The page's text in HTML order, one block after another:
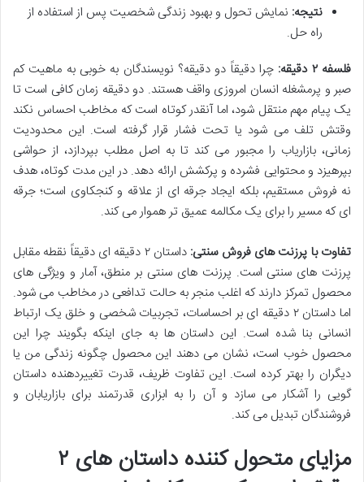
نتیجه: نمایش تحول و بهبود زندگی شخصیت پس از استفاده از
راه حل.
فلسفه ۲ دقیقه:
چرا دقیقاً دو دقیقه؟ نویسندگان به خوبی به ماهیت کم
صبر و پرمشغله انسان امروزی واقف هستند. دو دقیقه زمان کافی است تا
یک پیام مهم منتقل شود، اما آنقدر کوتاه است که مخاطب احساس نکند
وقتش تلف می شود یا تحت فشار قرار گرفته است. این محدودیت
زمانی، بازاریاب را مجبور می کند تا به اصل مطلب بپردازد، از حواشی
بپرهیزد و محتوایی فشرده و پرکشش ارائه دهد. در این مدت کوتاه، هدف
نه فروش مستقیم، بلکه ایجاد جرقه ای از علاقه و کنجکاوی است؛ جرقه
ای که مسیر را برای یک مکالمه عمیق تر هموار می کند.
تفاوت با پرزنت های فروش سنتی:
داستان ۲ دقیقه ای دقیقاً نقطه مقابل
پرزنت های سنتی است. پرزنت های سنتی بر منطق، آمار و ویژگی های
محصول تمرکز دارند که اغلب منجر به حالت تدافعی در مخاطب می شود.
اما داستان ۲ دقیقه ای بر احساسات، تجربیات شخصی و خلق یک ارتباط
انسانی بنا شده است. این داستان ها به جای اینکه بگویند چرا این
محصول خوب است، نشان می دهند این محصول چگونه زندگی من یا
دیگران را بهتر کرده است. این تفاوت ظریف، قدرت تغییردهنده داستان
گویی را آشکار می سازد و آن را به ابزاری قدرتمند برای بازاریابان و
فروشندگان تبدیل می کند.
مزایای متحول کننده داستان های ۲